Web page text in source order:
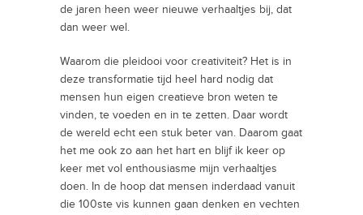
de jaren heen weer nieuwe verhaaltjes bij, dat
dan weer wel.
Waarom die pleidooi voor creativiteit? Het is in
deze transformatie tijd heel hard nodig dat
mensen hun eigen creatieve bron weten te
vinden, te voeden en in te zetten. Daar wordt
de wereld echt een stuk beter van. Daarom gaat
het me ook zo aan het hart en blijf ik keer op
keer met vol enthousiasme mijn verhaaltjes
doen. In de hoop dat mensen inderdaad vanuit
die 100ste vis kunnen gaan denken en vechten